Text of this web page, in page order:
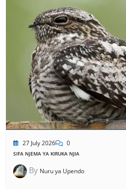
27 July 2026 0
SIFA NJEMA YA KIRUKA NJIA
By Nuru ya Upendo